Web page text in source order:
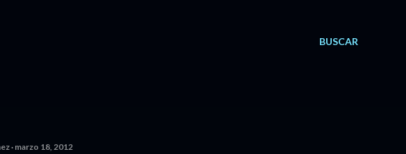
BUSCAR
marzo 18, 2012